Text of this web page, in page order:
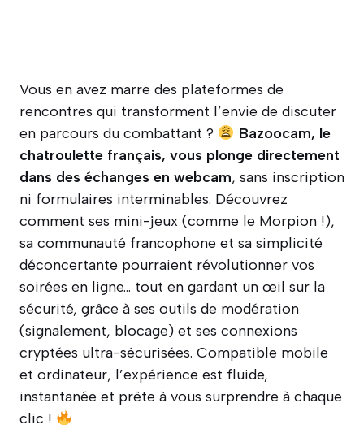
Vous en avez marre des plateformes de
rencontres qui transforment l’envie de discuter
en parcours du combattant ?
Bazoocam, le
chatroulette français, vous plonge directement
dans des échanges en webcam, sans inscription
ni formulaires interminables. Découvrez
comment ses mini-jeux (comme le Morpion !),
sa communauté francophone et sa simplicité
déconcertante pourraient révolutionner vos
soirées en ligne… tout en gardant un œil sur la
sécurité, grâce à ses outils de modération
(signalement, blocage) et ses connexions
cryptées ultra-sécurisées. Compatible mobile
et ordinateur, l’expérience est fluide,
instantanée et prête à vous surprendre à chaque
clic !